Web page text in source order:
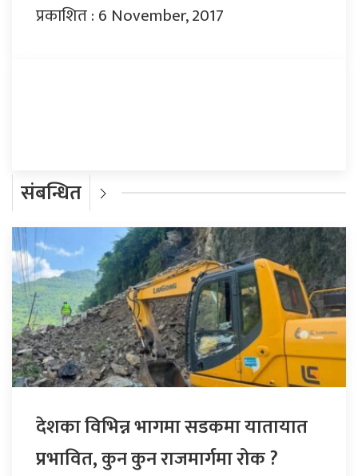
प्रकाशित : 6 November, 2017
संबन्धित
देशका विभिन्न भागमा सडकमा यातायात
प्रभावित, कुन कुन राजमार्गमा रोक ?